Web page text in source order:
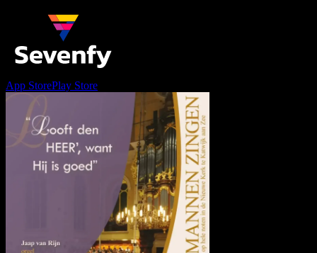
App StorePlay Store